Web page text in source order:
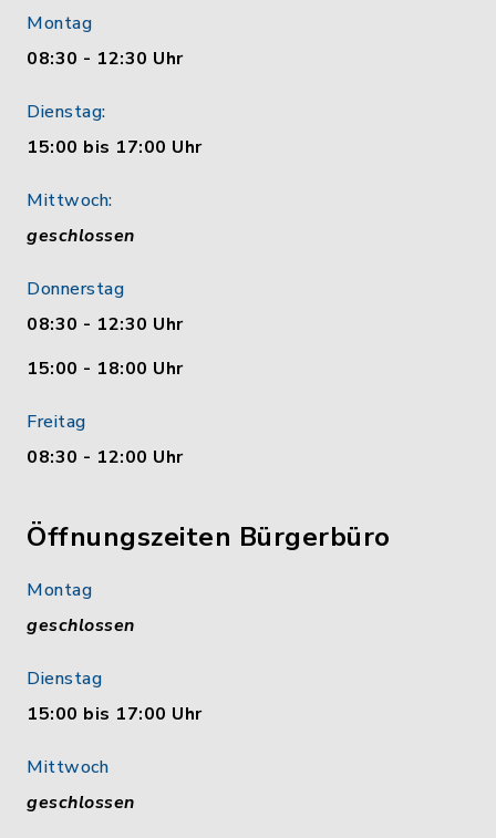
Montag
08:30 - 12:30 Uhr
Dienstag:
15:00 bis 17:00 Uhr
Mittwoch:
geschlossen
Donnerstag
08:30 - 12:30 Uhr
15:00 - 18:00 Uhr
Freitag
08:30 - 12:00 Uhr
Öffnungszeiten Bürgerbüro
Montag
geschlossen
Dienstag
15:00 bis 17:00 Uhr
Mittwoch
geschlossen